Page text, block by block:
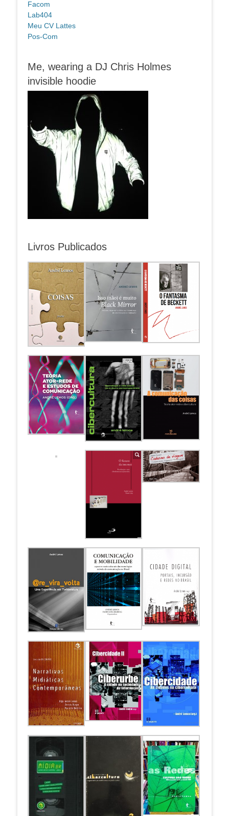
Facom
Lab404
Meu CV Lattes
Pos-Com
Me, wearing a DJ Chris Holmes
invisible hoodie
Livros Publicados